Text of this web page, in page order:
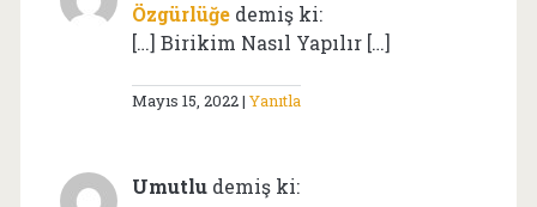
Özgürlüğe demiş ki:
[…] Birikim Nasıl Yapılır […]
Mayıs 15, 2022 Yanıtla
Umutlu demiş ki: